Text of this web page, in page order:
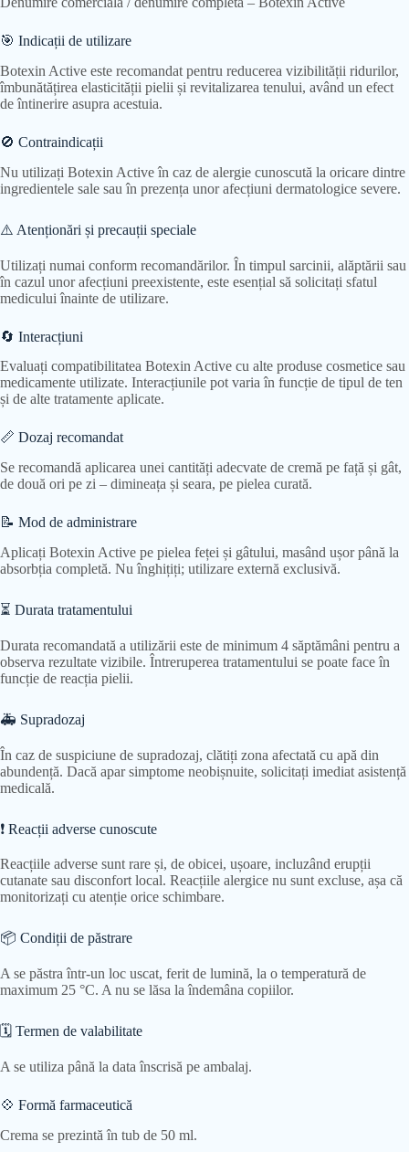
🎯 Indicații de utilizare
Botexin Active este recomandat pentru reducerea vizibilității ridurilor,
îmbunătățirea elasticității pielii și revitalizarea tenului, având un efect
de întinerire asupra acestuia.
🚫 Contraindicații
Nu utilizați Botexin Active în caz de alergie cunoscută la oricare dintre
ingredientele sale sau în prezența unor afecțiuni dermatologice severe.
⚠️ Atenționări și precauții speciale
Utilizați numai conform recomandărilor. În timpul sarcinii, alăptării sau
în cazul unor afecțiuni preexistente, este esențial să solicitați sfatul
medicului înainte de utilizare.
🔄 Interacțiuni
Evaluați compatibilitatea Botexin Active cu alte produse cosmetice sau
medicamente utilizate. Interacțiunile pot varia în funcție de tipul de ten
și de alte tratamente aplicate.
📏 Dozaj recomandat
Se recomandă aplicarea unei cantități adecvate de cremă pe față și gât,
de două ori pe zi – dimineața și seara, pe pielea curată.
📝 Mod de administrare
Aplicați Botexin Active pe pielea feței și gâtului, masând ușor până la
absorbția completă. Nu înghițiți; utilizare externă exclusivă.
⏳ Durata tratamentului
Durata recomandată a utilizării este de minimum 4 săptămâni pentru a
observa rezultate vizibile. Întreruperea tratamentului se poate face în
funcție de reacția pielii.
🚑 Supradozaj
În caz de suspiciune de supradozaj, clătiți zona afectată cu apă din
abundență. Dacă apar simptome neobișnuite, solicitați imediat asistență
medicală.
❗ Reacții adverse cunoscute
Reacțiile adverse sunt rare și, de obicei, ușoare, incluzând erupții
cutanate sau disconfort local. Reacțiile alergice nu sunt excluse, așa că
monitorizați cu atenție orice schimbare.
📦 Condiții de păstrare
A se păstra într-un loc uscat, ferit de lumină, la o temperatură de
maximum 25 °C. A nu se lăsa la îndemâna copiilor.
🗓 Termen de valabilitate
A se utiliza până la data înscrisă pe ambalaj.
💠 Formă farmaceutică
Crema se prezintă în tub de 50 ml.